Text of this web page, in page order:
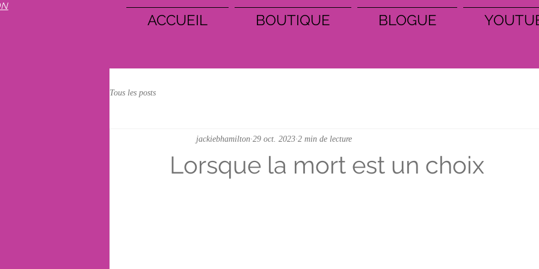
ACCUEIL BOUTIQUE BLOGUE
Tous les posts
Lorsque la mort est un choix
jackiebhamilton 29 oct. 2023 2 min de lecture